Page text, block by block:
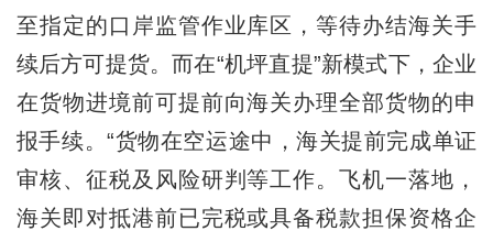
至指定的口岸监管作业库区，等待办结海关手
续后方可提货。而在“机坪直提”新模式下，企业
在货物进境前可提前向海关办理全部货物的申
报手续。“货物在空运途中，海关提前完成单证
审核、征税及风险研判等工作。飞机一落地，
海关即对抵港前已完税或具备税款担保资格企